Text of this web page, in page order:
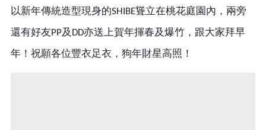
以新年傳統造型現身的SHIBE聳立在桃花庭園內 ， 兩旁
還有好友PP及 DD亦送上賀年揮春及爆竹，跟大家拜早
年！ 祝願各位豐衣足衣，狗年財星高照！